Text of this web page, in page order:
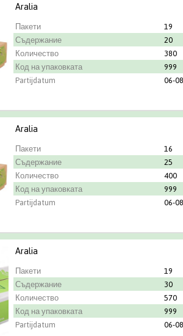
Aralia
Пакети 19
Съдержание
20
Количество
380
Код на упаковката
999
Partijdatum
06-
Aralia
Пакети 16
Съдержание
25
Количество
400
Код на упаковката
999
Partijdatum
06-
Aralia
Пакети 19
Съдержание
30
Количество
570
Код на упаковката
999
Partijdatum
06-